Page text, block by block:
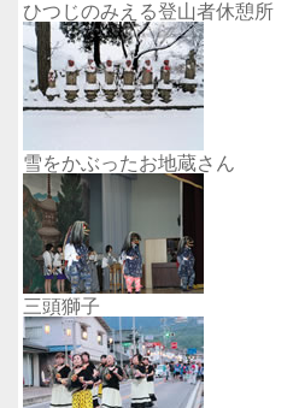
ひつじのみえる登山者休憩所
雪をかぶったお地蔵さん
三頭獅子